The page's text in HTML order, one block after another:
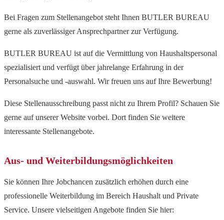
Bei Fragen zum Stellenangebot steht Ihnen BUTLER BUREAU
gerne als zuverlässiger Ansprechpartner zur Verfügung.
BUTLER BUREAU ist auf die Vermittlung von Haushaltspersonal
spezialisiert und verfügt über jahrelange Erfahrung in der
Personalsuche und -auswahl. Wir freuen uns auf Ihre Bewerbung!
Diese Stellenausschreibung passt nicht zu Ihrem Profil? Schauen Sie
gerne auf unserer Website vorbei. Dort finden Sie weitere
interessante Stellenangebote.
Aus- und Weiterbildungsmöglichkeiten
Sie können Ihre Jobchancen zusätzlich erhöhen durch eine
professionelle Weiterbildung im Bereich Haushalt und Private
Service. Unsere vielseitigen Angebote finden Sie hier: